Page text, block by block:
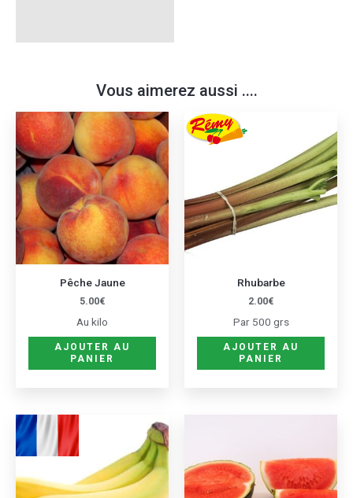
Vous aimerez aussi ....
Pêche Jaune
5.00€
Au kilo
AJOUTER AU
PANIER
Rhubarbe
2.00€
Par 500 grs
AJOUTER AU
PANIER